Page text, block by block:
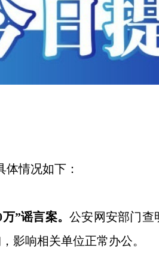
情况如下：
万”谣言案。公安网安部门查
影响相关单位正常办公。